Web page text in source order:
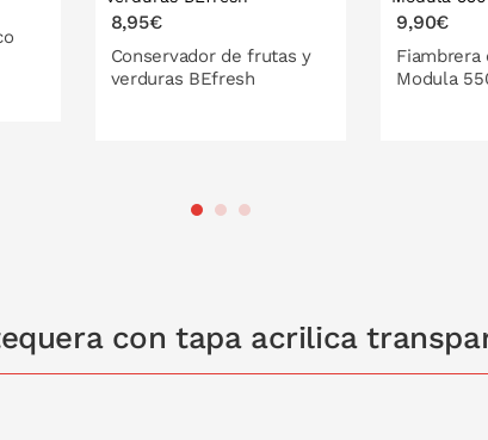
8,95€
Conservador de frutas y
verduras BEfresh
9,90€
Fiambrera
Modula
con tapa acrilica